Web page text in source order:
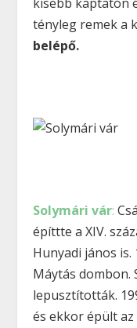
tényleg remek a
belépő.
Solymári vár:
építtte a XIV.
Hunyadi jános is.
Máytás dombon.
lepusztították.
és ekkor épült